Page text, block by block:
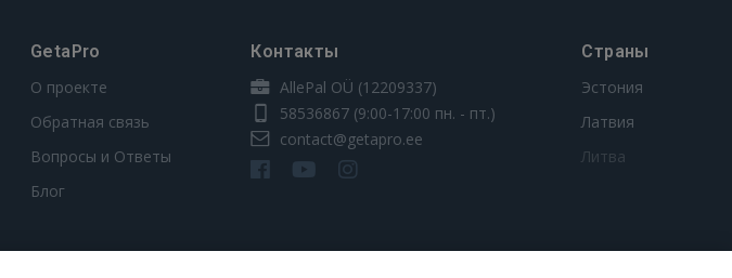
GetaPro
О проекте
Обратная связь
Вопросы и Ответы
Блог
Контакты
AllePal OÜ (12209337)
58536867 (9:00-17:00 пн. - пт.)
contact@getapro.ee
Страны
Эстония
Латвия
Литва